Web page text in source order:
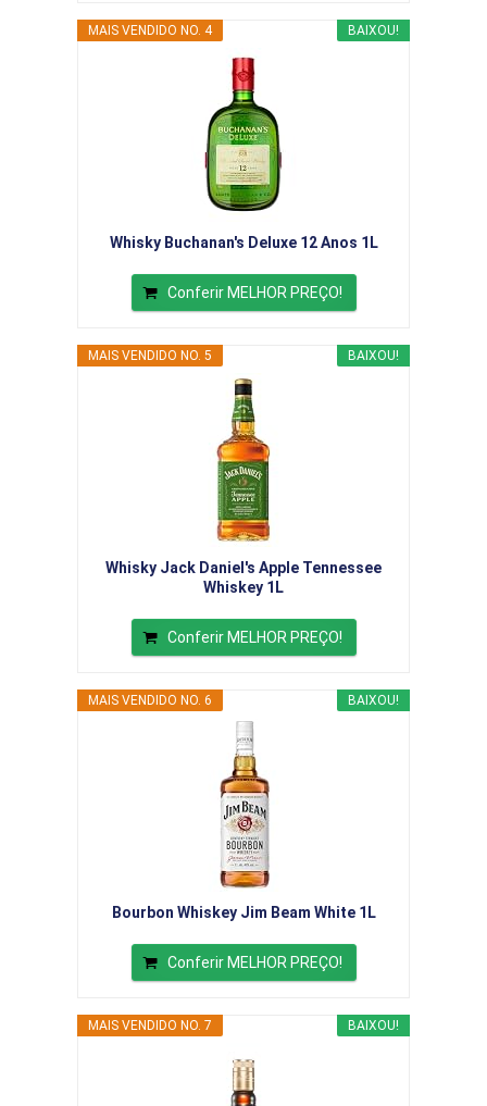
BAIXOU!
MAIS VENDIDO NO. 4
Whisky Buchanan's Deluxe 12 Anos 1L
Conferir MELHOR PREÇO!
BAIXOU!
MAIS VENDIDO NO. 5
Whisky Jack Daniel's Apple Tennessee
Whiskey 1L
Conferir MELHOR PREÇO!
BAIXOU!
MAIS VENDIDO NO. 6
Bourbon Whiskey Jim Beam White 1L
Conferir MELHOR PREÇO!
BAIXOU!
MAIS VENDIDO NO. 7